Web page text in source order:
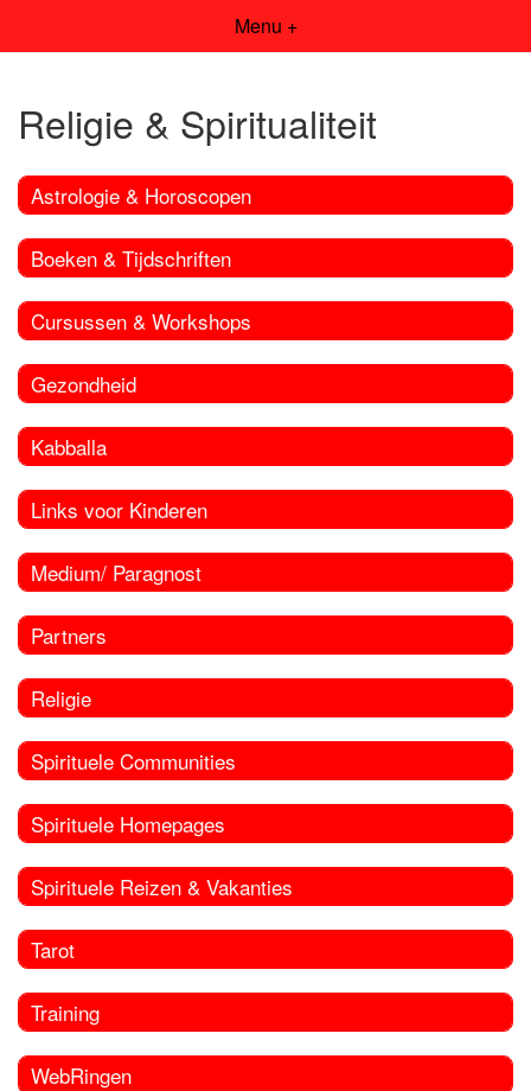
Menu +
Religie & Spiritualiteit
Astrologie & Horoscopen
Boeken & Tijdschriften
Cursussen & Workshops
Gezondheid
Kabballa
Links voor Kinderen
Medium/ Paragnost
Partners
Religie
Spirituele Communities
Spirituele Homepages
Spirituele Reizen & Vakanties
Tarot
Training
WebRingen